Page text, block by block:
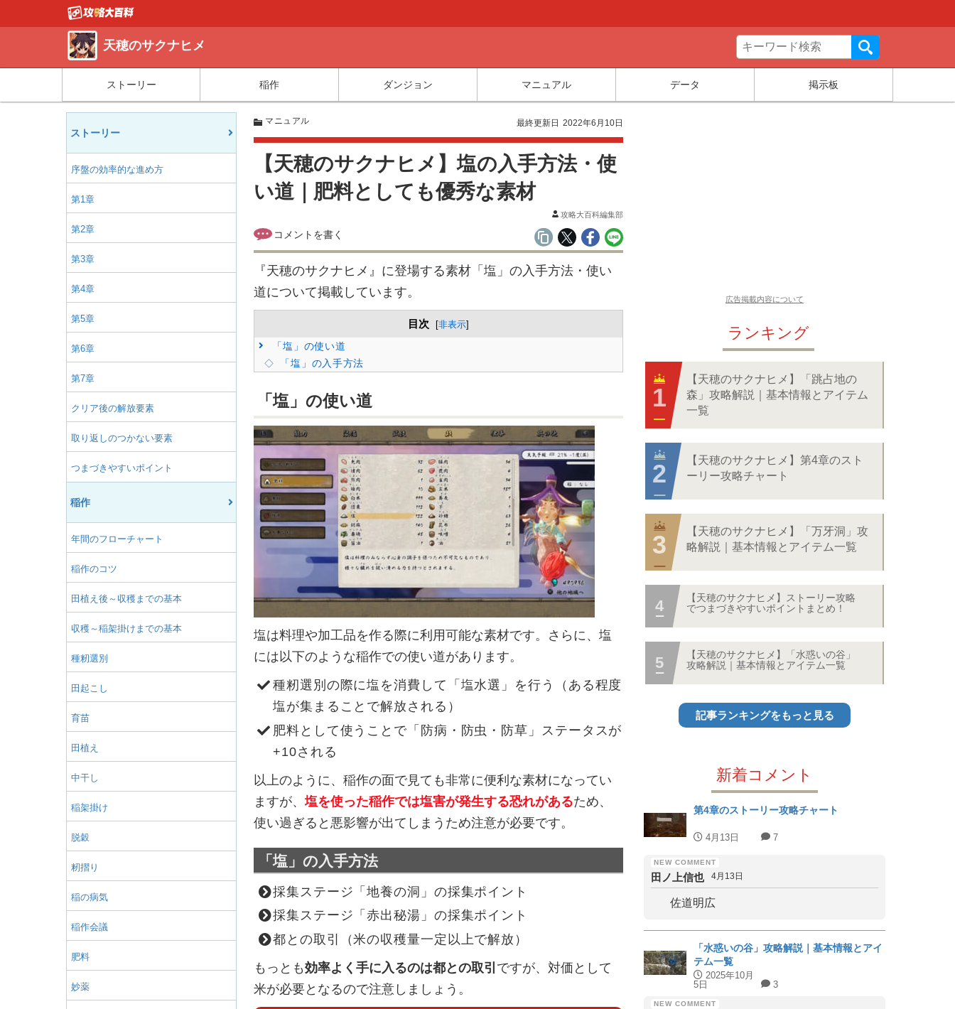
天穂のサクナヒメ
ストーリー 稲作 ダンジョン マニュアル データ 掲示板
ストーリー
序盤の効率的な進め方
第1章
第2章
第3章
第4章
第5章
第6章
第7章
クリア後の解放要素
取り返しのつかない要素
つまづきやすいポイント
稲作
年間のフローチャート
稲作のコツ
田植え後～収穫までの基本
収穫～稲架掛けまでの基本
種籾選別
田起こし
育苗
田植え
中干し
稲架掛け
脱穀
籾摺り
稲の病気
稲作会議
肥料
妙薬
マニュアル 最終更新日 2022年6月10日
【天穂のサクナヒメ】塩の入手方法・使
い道｜肥料としても優秀な素材
攻略大百科編集部
『天穂のサクナヒメ』に登場する素材「塩」の入手方法・使い
道について掲載しています。
目次 [非表示]
「塩」の使い道
「塩」の入手方法
「塩」の使い道
塩は料理や加工品を作る際に利用可能な素材です。さらに、塩
には以下のような稲作での使い道があります。
種籾選別の際に塩を消費して「塩水選」を行う（ある程度
塩が集まることで解放される）
肥料として使うことで「防病・防虫・防草」ステータスが
+10される
以上のように、稲作の面で見ても非常に便利な素材になってい
ますが、塩を使った稲作では塩害が発生する恐れがあるため、
使い過ぎると悪影響が出てしまうため注意が必要です。
「塩」の入手方法
採集ステージ「地養の洞」の採集ポイント
採集ステージ「赤出秘湯」の採集ポイント
都との取引（米の収穫量一定以上で解放）
もっとも効率よく手に入るのは都との取引 ですが、対価として
米が必要となるので注意しましょう。
広告掲載内容について
ランキング
【天穂のサクナヒメ】「跳占地の
森」攻略解説｜基本情報とアイテム
一覧
【天穂のサクナヒメ】第4章のスト
ーリー攻略チャート
【天穂のサクナヒメ】「万牙洞」攻
略解説｜基本情報とアイテム一覧
【天穂のサクナヒメ】ストーリー攻略
でつまづきやすいポイントまとめ！
【天穂のサクナヒメ】「水惑いの谷」
攻略解説｜基本情報とアイテム一覧
記事ランキングをもっと見る
新着コメント
第4章のストーリー攻略チャート
4月13日 7
田ノ上信也 4月13日
佐道明広
「水惑いの谷」攻略解説｜基本情報とアイ
テム一覧
2025年10月
5日
3